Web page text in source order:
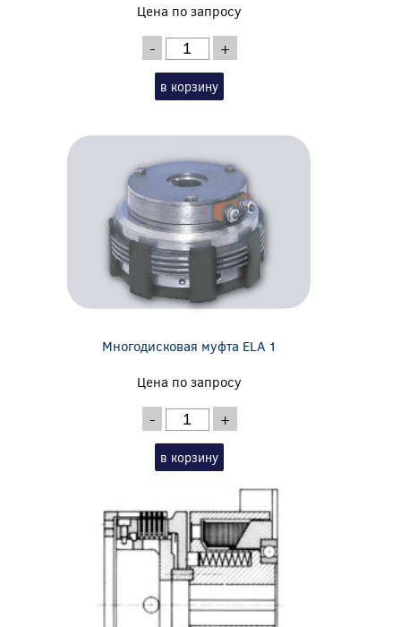
Цена по запросу
- +
в корзину
Многодисковая муфта ELA 1
Цена по запросу
- +
в корзину